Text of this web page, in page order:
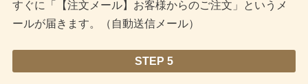
すぐに「【注文メール】お客様からのご注文」というメ
ールが届きます。（自動送信メール）
STEP 5